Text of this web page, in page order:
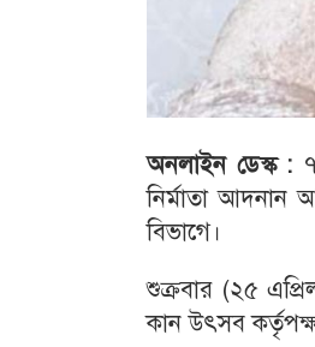
অনলাইন ডেস্ক :
নির্মাতা আদনান
বিভাগে।
শুক্রবার (২৫
কান উৎসব